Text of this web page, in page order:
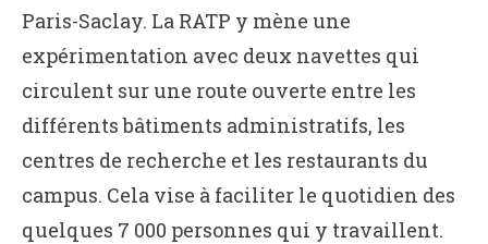
Paris-Saclay. La RATP y mène une
expérimentation avec deux navettes qui
circulent sur une route ouverte entre les
différents bâtiments administratifs, les
centres de recherche et les restaurants du
campus. Cela vise à faciliter le quotidien des
quelques 7 000 personnes qui y travaillent.